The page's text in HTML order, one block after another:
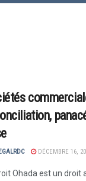
DÉCEMBRE 16,
Ohada est un